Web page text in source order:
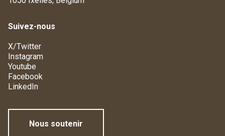
Suivez-nous
X/Twitter
Instagram
Youtube
Facebook
LinkedIn
Nous soutenir